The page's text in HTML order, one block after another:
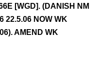
[WGD]. (DANISH NM
22.5.06 NOW WK
AMEND WK